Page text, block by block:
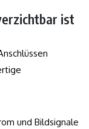
ist
und Bildsignale